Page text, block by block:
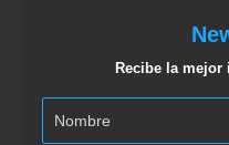
Recibe la mejor